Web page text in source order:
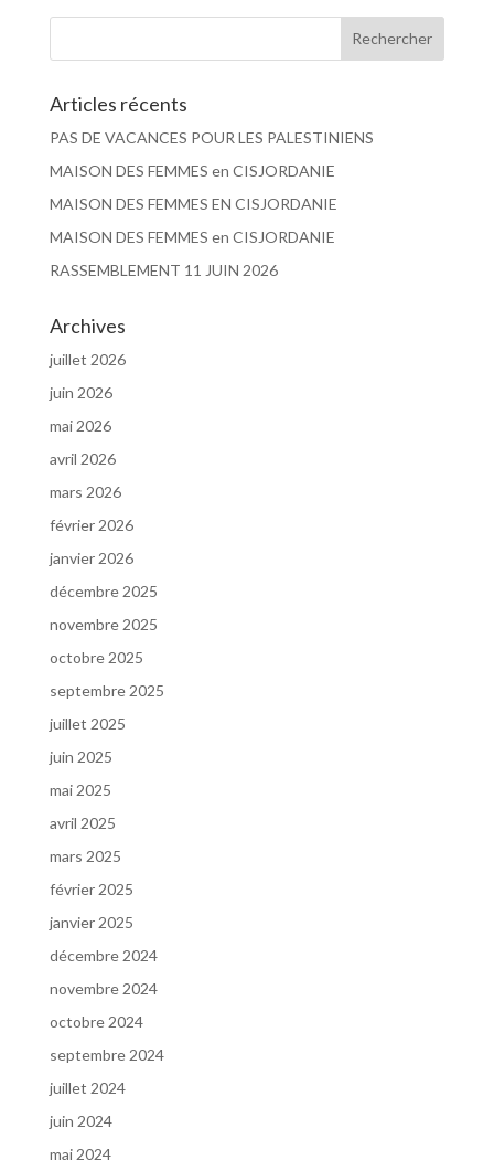
Articles récents
PAS DE VACANCES POUR LES PALESTINIENS
MAISON DES FEMMES en CISJORDANIE
MAISON DES FEMMES EN CISJORDANIE
MAISON DES FEMMES en CISJORDANIE
RASSEMBLEMENT 11 JUIN 2026
Archives
juillet 2026
juin 2026
mai 2026
avril 2026
mars 2026
février 2026
janvier 2026
décembre 2025
novembre 2025
octobre 2025
septembre 2025
juillet 2025
juin 2025
mai 2025
avril 2025
mars 2025
février 2025
janvier 2025
décembre 2024
novembre 2024
octobre 2024
septembre 2024
juillet 2024
juin 2024
mai 2024